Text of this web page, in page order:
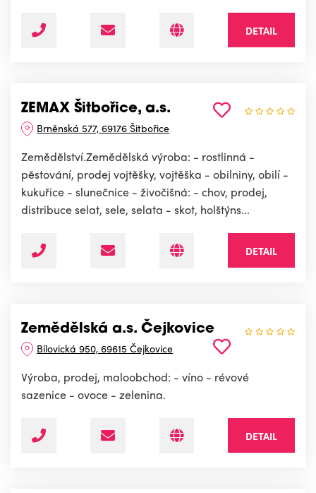
DETAIL
ZEMAX Šitbořice, a.s.
Brněnská 577, 69176 Šitbořice
Zemědělství.Zemědělská výroba: - rostlinná -
pěstování, prodej vojtěšky, vojtěška - obilniny, obilí -
kukuřice - slunečnice - živočišná: - chov, prodej,
distribuce selat, sele, selata - skot, holštýns...
DETAIL
Zemědělská a.s. Čejkovice
Bílovická 950, 69615 Čejkovice
Výroba, prodej, maloobchod: - víno - révové
sazenice - ovoce - zelenina.
DETAIL